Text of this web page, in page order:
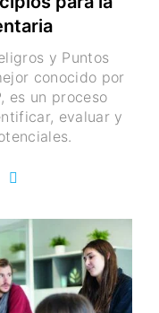
y Puntos
conocido por
es un proceso
evaluar y